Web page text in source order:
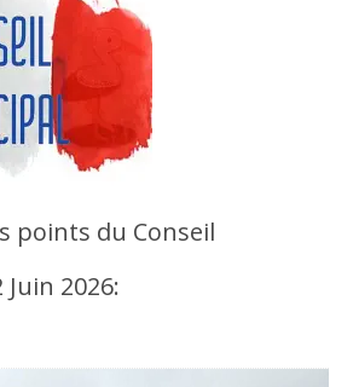
points du Conseil
2026: